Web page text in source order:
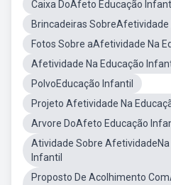
Caixa DoAfeto Educação
Brincadeiras SobreAfetividade
Fotos Sobre aAfetividade Na
Afetividade Na Educação
PolvoEducação Infantil
Projeto Afetividade Na
Arvore DoAfeto Educação
Atividade Sobre
Infantil
Proposto De Acolhimento